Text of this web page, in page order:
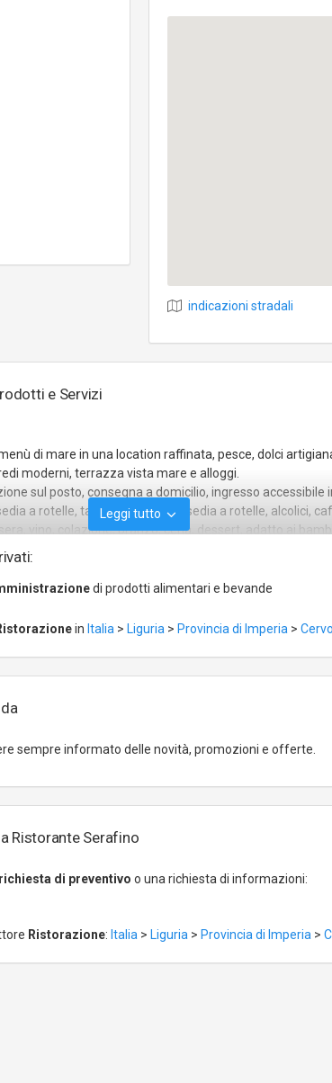
indicazioni stradali
e Servizi
di mare in una location raffinata, pesce, dolci
moderni, terrazza vista mare e alloggi.
sul posto, consegna a domicilio, ingresso accessibile
a rotelle, tavoli accessibili in sedia a rotelle, alcolici,
vino, colazione, pranzo, cena, dessert, adatto ai
informale, romantico, gruppi, accetta
Leggi tutto
di prodotti alimentari e bevande
in Italia > Liguria > Provincia di Imperia > Cervo
sempre informato delle novità, promozioni e offerte.
Ristorante Serafino
richiesta di preventivo o una richiesta di informazioni:
Ristorazione: Italia > Liguria > Provincia di Imperia >